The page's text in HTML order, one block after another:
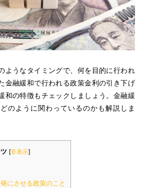
ようなタイミングで、何を目的に行われ
金融緩和で行われる政策金利の引き下げ
和の特徴もチェックしましょう。金融緩
のように関わっているのかも解説しま
[非表示]
にさせる政策のこと